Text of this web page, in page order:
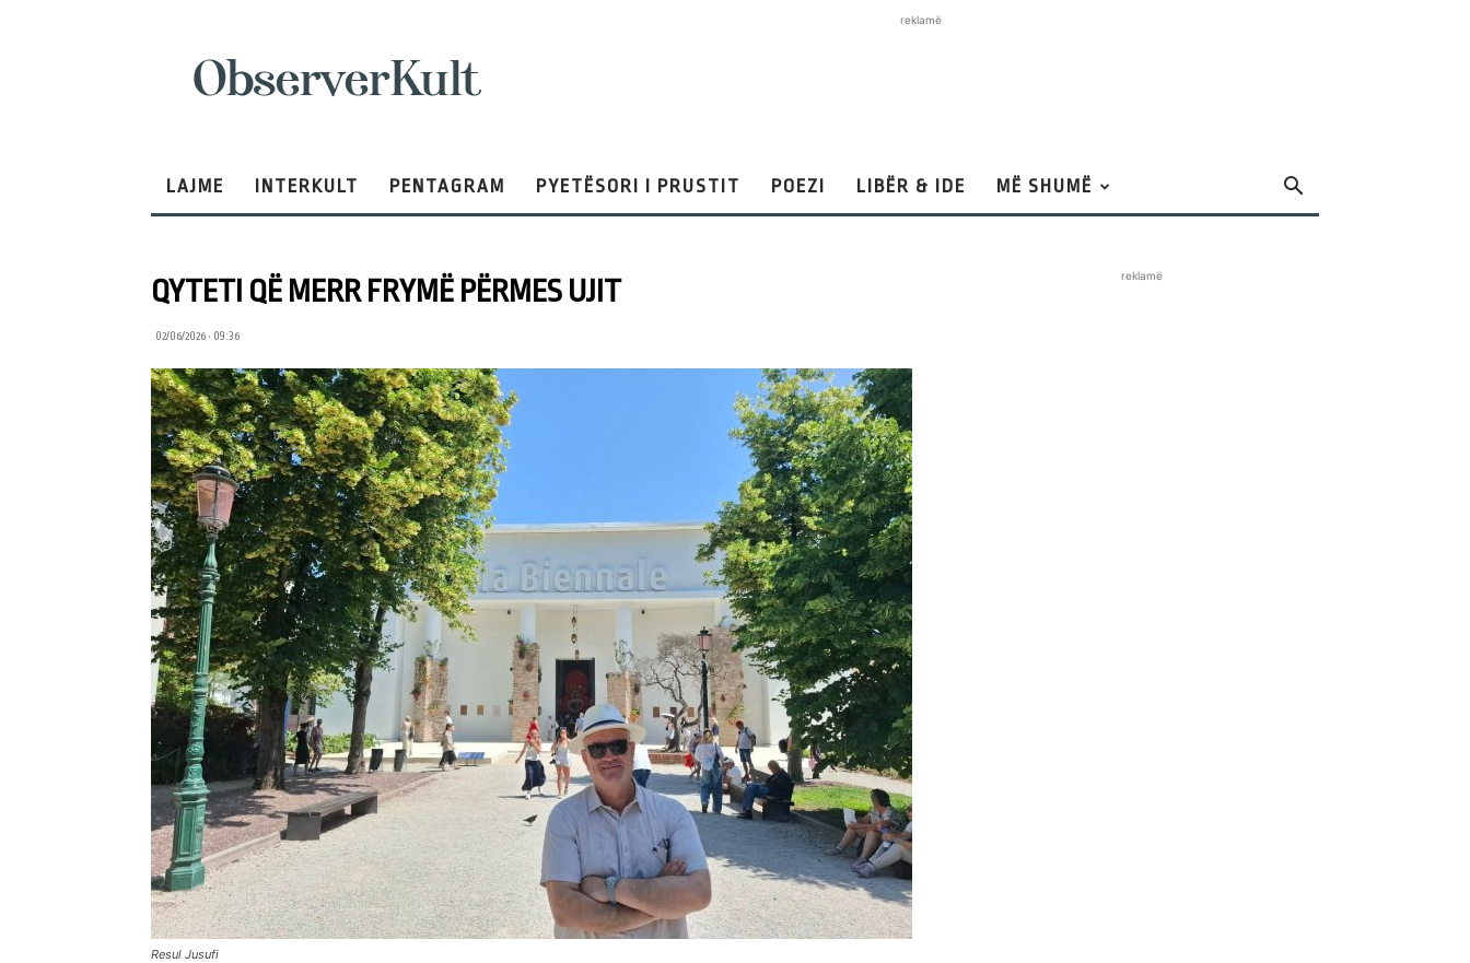
reklamë
LAJME INTERKULT PENTAGRAM PYETËSORI I PRUSTIT POEZI LIBËR & IDE MË SHUMË
QYTETI QË MERR FRYMË PËRMES UJIT
02/06/2026 • 09:36
Resul Jusufi
reklamë